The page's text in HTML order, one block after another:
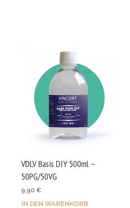
VDLV Basis DIY 500ml –
50PG/50VG
9,90 €
IN DEN WARENKORB